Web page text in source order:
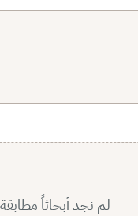
لم نجد أبحاثاً